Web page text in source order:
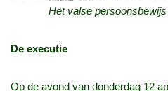
Het valse
De executie
Op de avond van donderdag 12